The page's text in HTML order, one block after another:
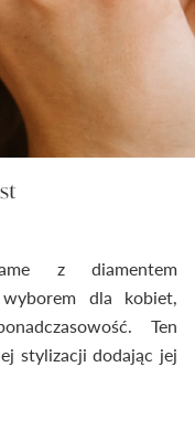
z diamentem
dla kobiet,
Ten
stylizacji dodając jej